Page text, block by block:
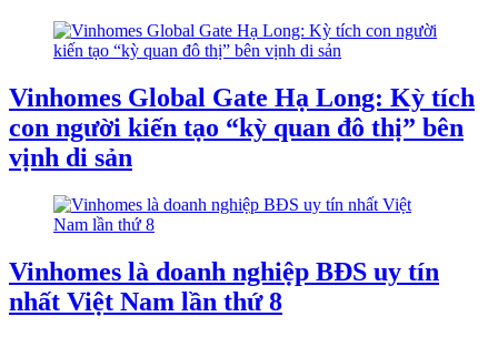
Vinhomes Global Gate Hạ Long: Kỳ tích
con người kiến tạo “kỳ quan đô thị” bên
vịnh di sản
Vinhomes là doanh nghiệp BĐS uy tín
nhất Việt Nam lần thứ 8